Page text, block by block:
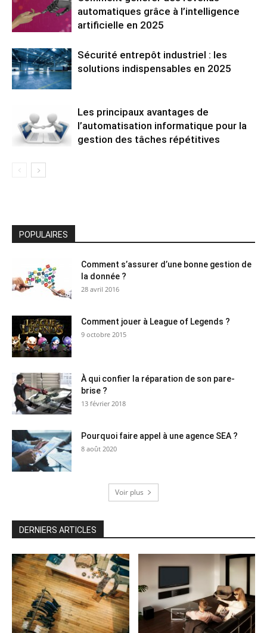
automatiques grâce à l’intelligence
artificielle en 2025
Sécurité entrepôt industriel : les
solutions indispensables en 2025
Les principaux avantages de
l’automatisation informatique pour la
gestion des tâches répétitives
POPULAIRES
Comment s’assurer d’une bonne gestion de
la donnée ?
28 avril 2016
Comment jouer à League of Legends ?
9 octobre 2015
À qui confier la réparation de son pare-
brise ?
13 février 2018
Pourquoi faire appel à une agence SEA ?
8 août 2020
Voir plus
DERNIERS ARTICLES